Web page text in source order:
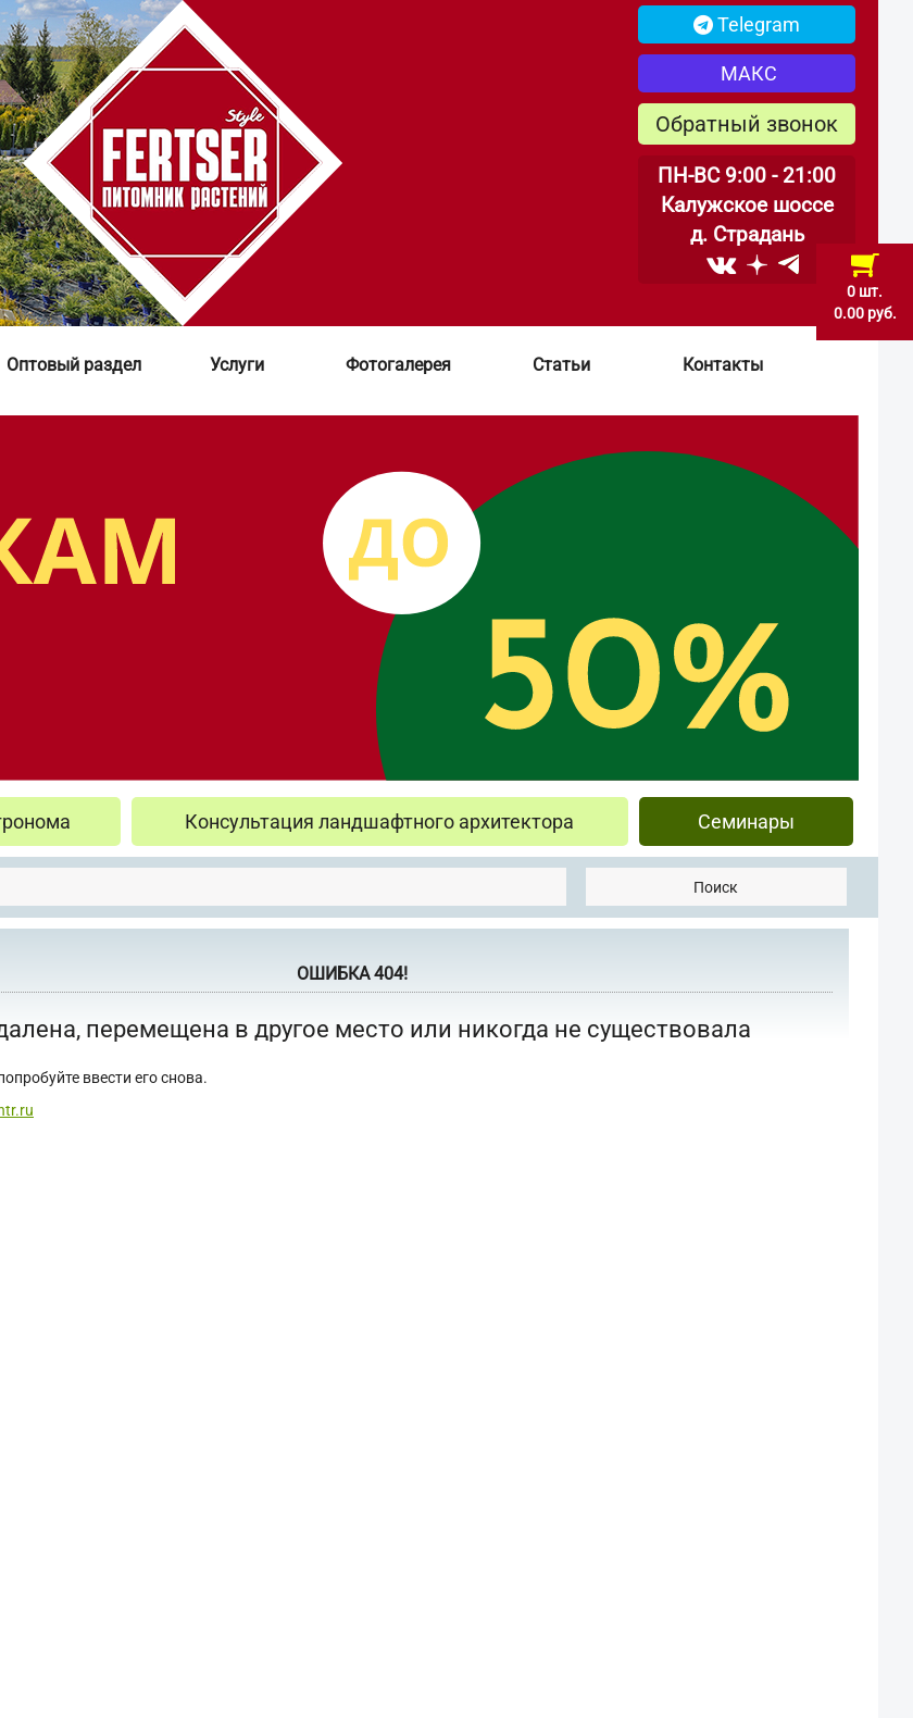
0 шт.
0.00 руб.
Telegram
МАКС
Обратный звонок
ПН-ВС 9:00 - 21:00
Калужское шоссе
д. Страдань
Оптовый раздел Услуги Фотогалерея Статьи Контакты
Консультация ландшафтного архитектора Семинары
Поиск
ОШИБКА 404!
перемещена в другое место или никогда не существовала
ввести его снова.